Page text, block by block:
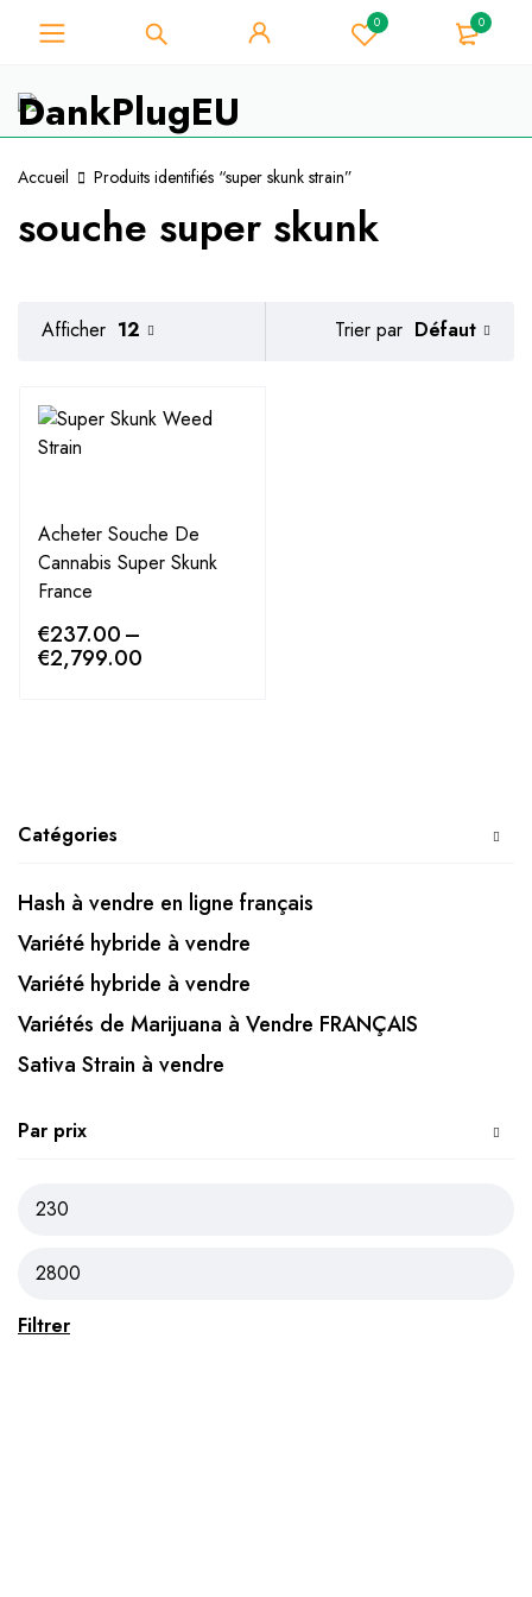
0 0
Accueil Produits identifiés “super skunk strain”
souche super skunk
Catégories
Hash à vendre en ligne français
Variété hybride à vendre
Variété hybride à vendre
Variétés de Marijuana à Vendre FRANÇAIS
Sativa Strain à vendre
Par prix
Filtrer
Trier par Défaut
Afficher 12
Acheter Souche De
Cannabis Super Skunk
France
€237.00–
€2,799.00
Pour les amateurs d'herbe -
Obtenez une remise instantanée de
coupon "WELCOME10".